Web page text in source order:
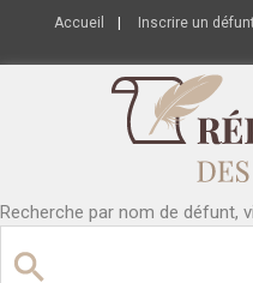
Accueil Inscrire un défunt
Recherche par nom de défunt,